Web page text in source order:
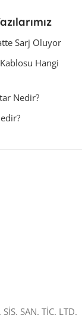
Sarj Oluyor
Hangi
Nedir?
SİS. SAN. TİC. LTD.